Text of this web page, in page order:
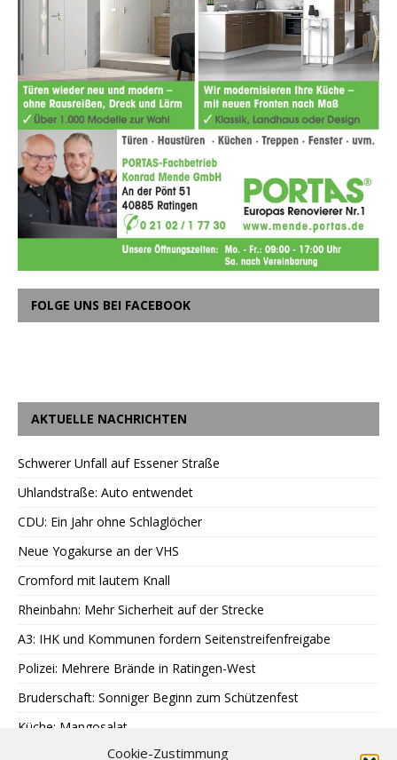
Cookie-Zustimmung
FOLGE UNS BEI FACEBOOK
AKTUELLE NACHRICHTEN
Schwerer Unfall auf Essener Straße
Uhlandstraße: Auto entwendet
CDU: Ein Jahr ohne Schlaglöcher
Neue Yogakurse an der VHS
Cromford mit lautem Knall
Rheinbahn: Mehr Sicherheit auf der Strecke
A3: IHK und Kommunen fordern Seitenstreifenfreigabe
Polizei: Mehrere Brände in Ratingen-West
Bruderschaft: Sonniger Beginn zum Schützenfest
Küche: Mangosalat
Tag der offenen Tür: WFB Werkstätten